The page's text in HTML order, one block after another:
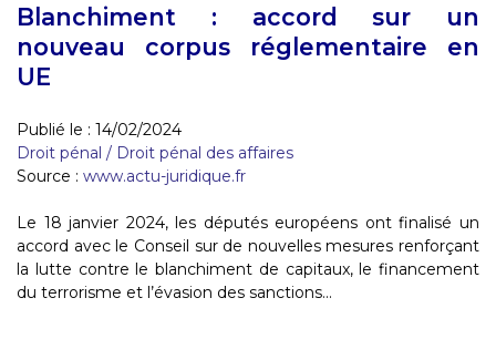
Blanchiment : accord sur un
nouveau corpus réglementaire en
UE
Publié le : 14/02/2024
Droit pénal / Droit pénal des affaires
Source : www.actu-juridique.fr
Le 18 janvier 2024, les députés européens ont finalisé un
accord avec le Conseil sur de nouvelles mesures renforçant
la lutte contre le blanchiment de capitaux, le financement
du terrorisme et l’évasion des sanctions...